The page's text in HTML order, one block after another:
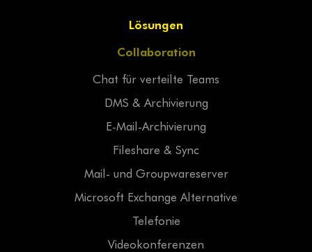
Lösungen
Collaboration
Chat für verteilte Teams
DMS & Archivierung
E-Mail-Archivierung
Fileshare & Sync
Mail- und Groupwareserver
Microsoft Exchange Alternative
Telefonie
Videokonferenzen